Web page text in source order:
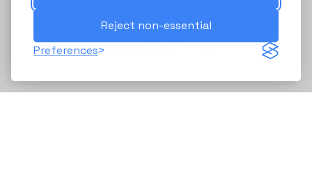
Reject non-essential
Preferences
shakhboz@logistical.jp
LinkedInプロフィール